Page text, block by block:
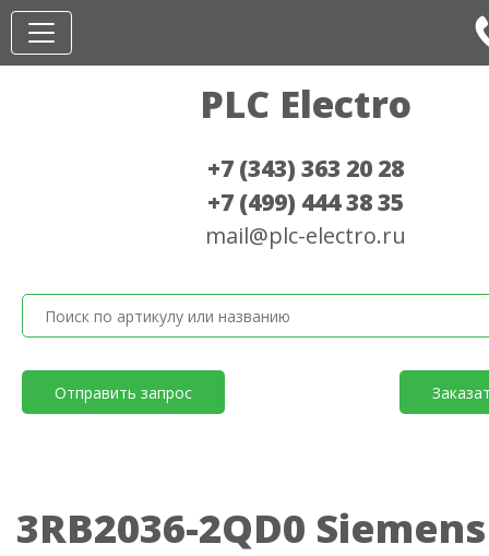
PLC Electro
+7 (343) 363 20 28
+7 (499) 444 38 35
mail@plc-electro.ru
Отправить запрос
3RB2036-2QD0 Siemens